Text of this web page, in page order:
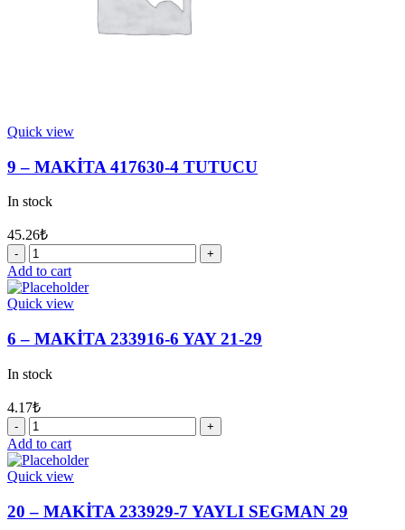
Quick view
9 – MAKİTA 417630-4 TUTUCU
In stock
45.26₺
9
-
MAKİTA
417630-
TUTUCU
quantity
Add to cart
Quick view
6 – MAKİTA 233916-6 YAY 21-29
In stock
4.17₺
6
-
MAKİTA
233916-
YAY
21-
Add to cart
Quick view
20 – MAKİTA 233929-7 YAYLI SEGMAN 29